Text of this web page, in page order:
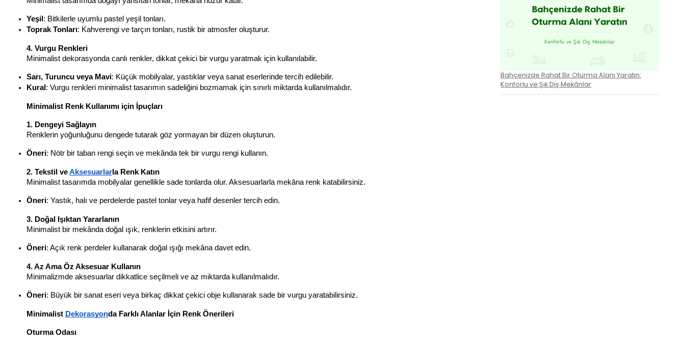
Yeşil : Bitkilerle uyumlu pastel yeşil tonları.
Toprak Tonları: Kahverengi ve tarçın tonları, rustik bir atmosfer oluşturur.
4. Vurgu Renkleri
Minimalist dekorasyonda canlı renkler, dikkat çekici bir vurgu yaratmak için kullanılabilir.
Sarı, Turuncu veya Mavi: Küçük mobilyalar, yastıklar veya sanat eserlerinde tercih edilebilir.
Kural : Vurgu renkleri minimalist tasarımın sadeliğini bozmamak için sınırlı miktarda kullanılmalıdır.
Minimalist Renk Kullanımı için İpuçları
1. Dengeyi Sağlayın
Renklerin yoğunluğunu dengede tutarak göz yormayan bir düzen oluşturun.
Öneri: Nötr bir taban rengi seçin ve mekânda tek bir vurgu rengi kullanın.
2. Tekstil ve Aksesuarlar la Renk Katın
Minimalist tasarımda mobilyalar genellikle sade tonlarda olur. Aksesuarlarla mekâna renk katabilirsiniz.
Öneri: Yastık, halı ve perdelerde pastel tonlar veya hafif desenler tercih edin.
3. Doğal Işıktan Yararlanın
Minimalist bir mekânda doğal ışık, renklerin etkisini artırır.
Öneri: Açık renk perdeler kullanarak doğal ışığı mekâna davet edin.
4. Az Ama Öz Aksesuar Kullanın
Minimalizmde aksesuarlar dikkatlice seçilmeli ve az miktarda kullanılmalıdır.
Öneri: Büyük bir sanat eseri veya birkaç dikkat çekici obje kullanarak sade bir vurgu yaratabilirsiniz.
Minimalist Dekorasyonda Farklı Alanlar İçin Renk Önerileri
Oturma Odası
Bahçenizde Rahat Bir Oturma Alanı Yaratın:
Konforlu ve Şık Dış Mekânlar